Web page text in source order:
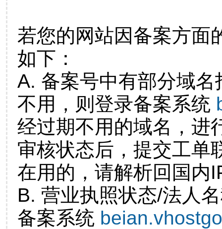
若您的网站因备案方面
如下：
A. 备案号中有部分域
不用，则登录备案系统
经过期不用的域名，进
审核状态后，提交工单
在用的，请解析回国内
B. 营业执照状态/法人
备案系统